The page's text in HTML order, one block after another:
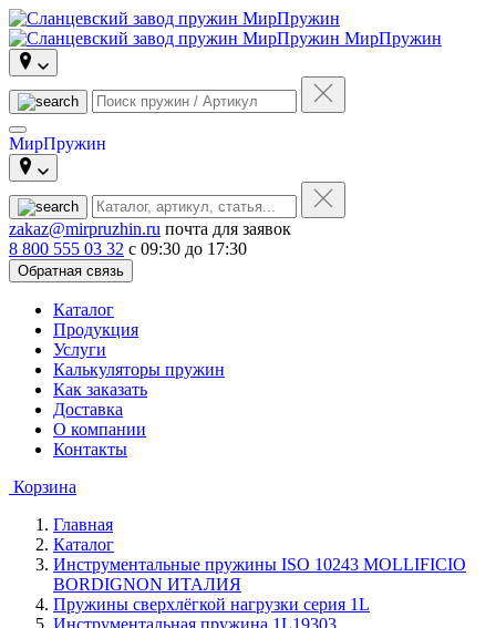
МирПружин
МирПружин
zakaz@mirpruzhin.ru почта для заявок
8 800 555 03 32 с 09:30 до 17:30
Обратная связь
Каталог
Продукция
Услуги
Калькуляторы пружин
Как заказать
Доставка
О компании
Контакты
Корзина
Главная
Каталог
Инструментальные пружины ISO 10243 MOLLIFICIO
BORDIGNON ИТАЛИЯ
Пружины сверхлёгкой нагрузки серия 1L
Инструментальная пружина 1L19303